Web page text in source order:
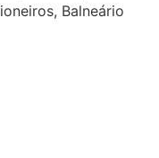
Balneário